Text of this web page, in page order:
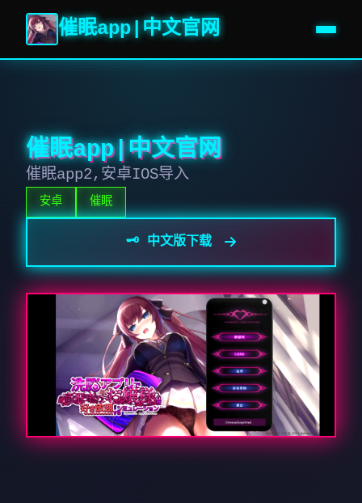
催眠app|中文官网
催眠app|中文官网
催眠app2,安卓IOS导入
安卓 催眠
🗝️ 中文版下载